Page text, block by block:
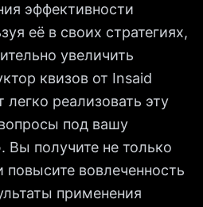
эффективности
её в своих стратегиях,
увеличить
квизов от Insaid
реализовать эту
под вашу
Вы получите не только
вовлеченность
применения